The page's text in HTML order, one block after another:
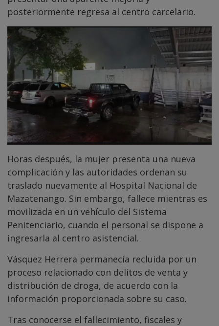
posteriormente regresa al centro carcelario.
Horas después, la mujer presenta una nueva
complicación y las autoridades ordenan su
traslado nuevamente al Hospital Nacional de
Mazatenango. Sin embargo, fallece mientras es
movilizada en un vehículo del Sistema
Penitenciario, cuando el personal se dispone a
ingresarla al centro asistencial.
Vásquez Herrera permanecía recluida por un
proceso relacionado con delitos de venta y
distribución de droga, de acuerdo con la
información proporcionada sobre su caso.
Tras conocerse el fallecimiento, fiscales y